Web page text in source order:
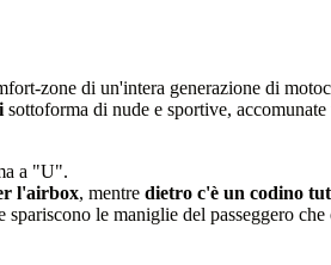
zone di un'intera generazione di
sottoforma di nude e sportive,
a "U".
l'airbox, mentre dietro c'è un codino
le maniglie del passeggero